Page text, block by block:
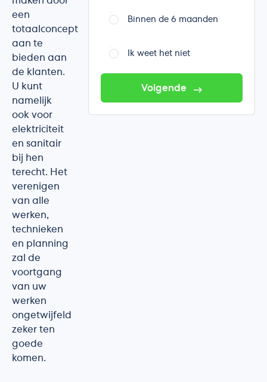
een
totaalconcept
aan te
bieden aan
de klanten.
U kunt
namelijk
ook voor
elektriciteit
en sanitair
bij hen
terecht. Het
verenigen
van alle
werken,
technieken
en planning
zal de
voortgang
van uw
werken
ongetwijfeld
zeker ten
goede
komen.
Binnen de 6 maanden
Ik weet het niet
Volgende